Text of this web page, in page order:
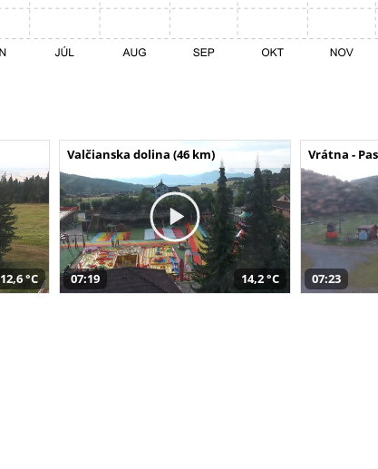
12,6 °C
Valčianska dolina (46 km)
07:19 14,2 °C
Vrátna -
07:23